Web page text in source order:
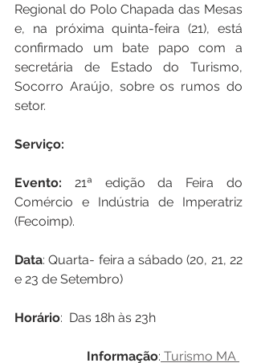
Regional do Polo Chapada das Mesas
e, na próxima quinta-feira (21), está
confirmado um bate papo com a
secretária de Estado do Turismo,
Socorro Araújo, sobre os rumos do
setor.
Serviço:
Evento: 21ª edição da Feira do
Comércio e Indústria de Imperatriz
(Fecoimp).
Data: Quarta- feira a sábado (20, 21, 22
e 23 de Setembro)
Horário:  Das 18h às 23h
Informação: Turismo MA